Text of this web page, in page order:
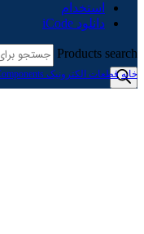
استخدام
دانلود iCode
Products search
خانه قطعات الکترونیک Electronic Components